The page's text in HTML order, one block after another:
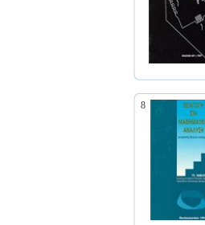
8